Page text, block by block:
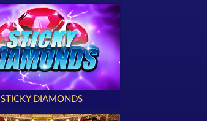
STICKY DIAMONDS